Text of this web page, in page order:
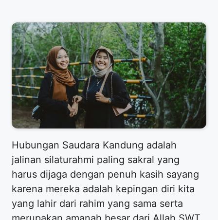
Hubungan Saudara Kandung adalah
jalinan silaturahmi paling sakral yang
harus dijaga dengan penuh kasih sayang
karena mereka adalah kepingan diri kita
yang lahir dari rahim yang sama serta